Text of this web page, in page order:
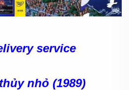
service
nhỏ (1989)